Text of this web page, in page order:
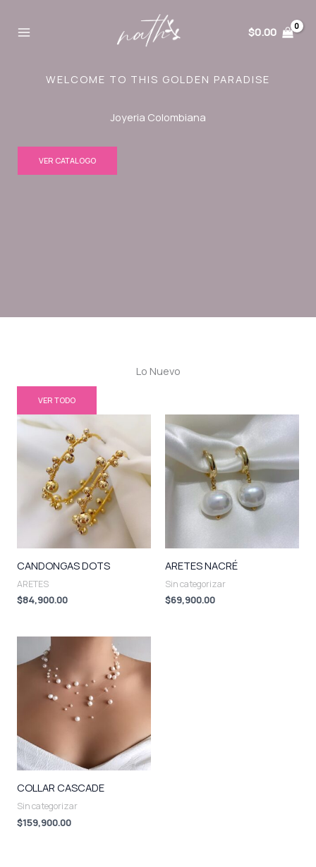
$0.00
WELCOME TO THIS GOLDEN PARADISE
Joyeria Colombiana
VER CATALOGO
Lo Nuevo
VER TODO
CANDONGAS DOTS
ARETES
$84,900.00
ARETES NACRÉ
Sin categorizar
$69,900.00
COLLAR CASCADE
Sin categorizar
$159,900.00